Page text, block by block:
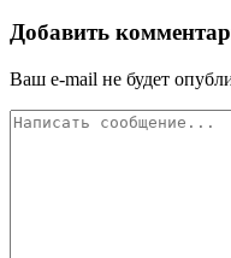
Добавить
Ваш e-mail не будет